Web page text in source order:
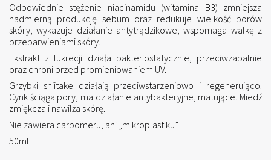
Odpowiednie stężenie niacinamidu (witamina B3) zmniejsza
nadmierną produkcję sebum oraz redukuje wielkość porów
skóry, wykazuje działanie antytrądzikowe, wspomaga walkę z
przebarwieniami skóry.
Ekstrakt z lukrecji działa bakteriostatycznie, przeciwzapalnie
oraz chroni przed promieniowaniem UV.
Grzybki shiitake działają przeciwstarzeniowo i regenerująco.
Cynk ściąga pory, ma działanie antybakteryjne, matujące. Miedź
zmiękcza i nawilża skórę.
Nie zawiera carbomeru, ani „mikroplastiku”.
50ml